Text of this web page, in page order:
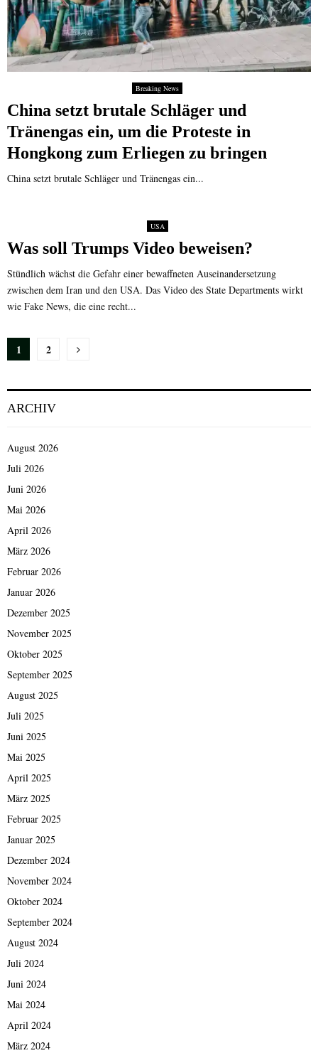
Breaking News
China setzt brutale Schläger und
Tränengas ein, um die Proteste in
Hongkong zum Erliegen zu bringen
China setzt brutale Schläger und Tränengas ein...
USA
Was soll Trumps Video beweisen?
Stündlich wächst die Gefahr einer bewaffneten Auseinandersetzung
zwischen dem Iran und den USA. Das Video des State Departments wirkt
wie Fake News, die eine recht...
Seitennummerierung
Beiträge
1 2
ARCHIV
August 2026
Juli 2026
Juni 2026
Mai 2026
April 2026
März 2026
Februar 2026
Januar 2026
Dezember 2025
November 2025
Oktober 2025
September 2025
August 2025
Juli 2025
Juni 2025
Mai 2025
April 2025
März 2025
Februar 2025
Januar 2025
Dezember 2024
November 2024
Oktober 2024
September 2024
August 2024
Juli 2024
Juni 2024
Mai 2024
April 2024
März 2024